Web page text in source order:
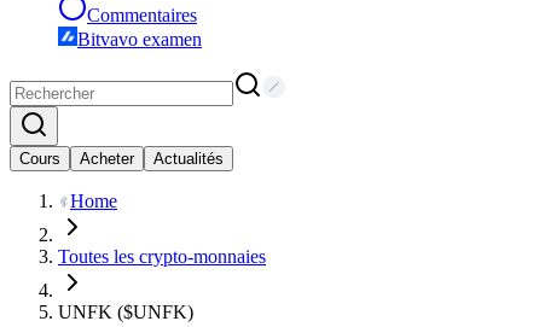
Commentaires
Bitvavo examen
Cours Acheter Actualités
Home
Toutes les crypto-monnaies
UNFK ($UNFK)